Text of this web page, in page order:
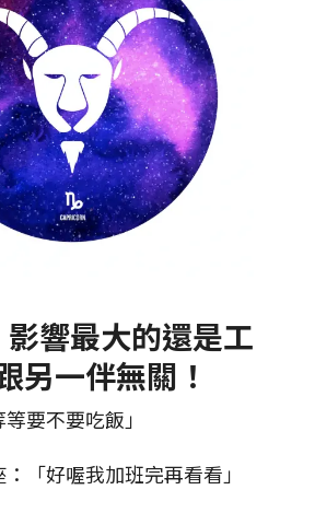
響最大的還是工
另一伴無關！
要不要吃飯」
「好喔我加班完再看看」